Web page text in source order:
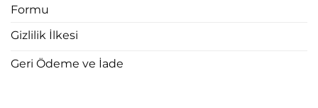
Formu
Gizlilik İlkesi
Geri Ödeme ve İade